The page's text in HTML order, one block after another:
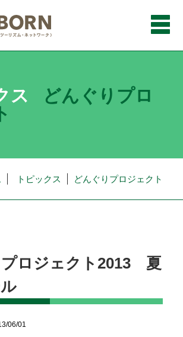
メ
ス
どんぐりプロ
トピックス どんぐりプロジェクト
プロジェクト2013 夏
06/01